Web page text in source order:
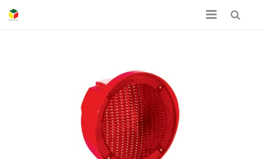
პროდუქციის კატალოგი